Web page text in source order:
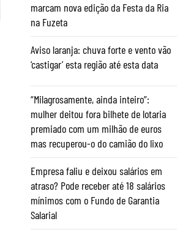
marcam nova edição da Festa da Ria
na Fuzeta
Aviso laranja: chuva forte e vento vão
‘castigar’ esta região até esta data
“Milagrosamente, ainda inteiro”:
mulher deitou fora bilhete de lotaria
premiado com um milhão de euros
mas recuperou-o do camião do lixo
Empresa faliu e deixou salários em
atraso? Pode receber até 18 salários
mínimos com o Fundo de Garantia
Salarial